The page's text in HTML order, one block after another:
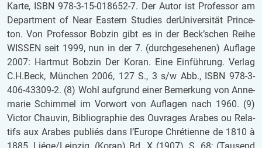
Karte, ISBN 978-3-15-018652-7. Der Autor ist Pro­fes­sor am
De­part­ment of Near Eas­tern Stu­dies de­r­Uni­ver­si­tät Prin­ce­
ton. Von Pro­fes­sor Bob­zin gibt es in der Beck’schen Reihe
WIS­SEN seit 1999, nun in der 7. (durch­ge­se­he­nen) Auf­la­ge
2007: Hart­mut Bob­zin Der Koran. Eine Ein­füh­rung. Ver­lag
C.H.Beck, Mün­chen 2006, 127 S., 3 s/w Abb., ISBN 978-3-
406-43309-2. (8) Wohl auf­grund einer Be­mer­kung von An­ne­
ma­rie Schim­mel im Vor­wort von Auf­la­gen nach 1960. (9)
Vic­tor Chau­vin, Bi­blio­gra­phie des Ou­vra­ges Ara­bes ou Re­la­
tifs aux Ara­bes publiés dans l’Eu­ro­pe Chrétienne de 1810 à